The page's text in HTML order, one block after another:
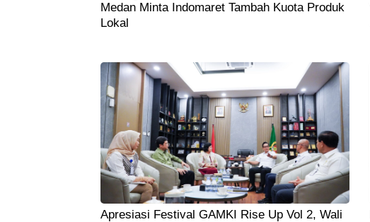
Medan Minta Indomaret Tambah Kuota Produk
Lokal
Apresiasi Festival GAMKI Rise Up Vol 2, Wali